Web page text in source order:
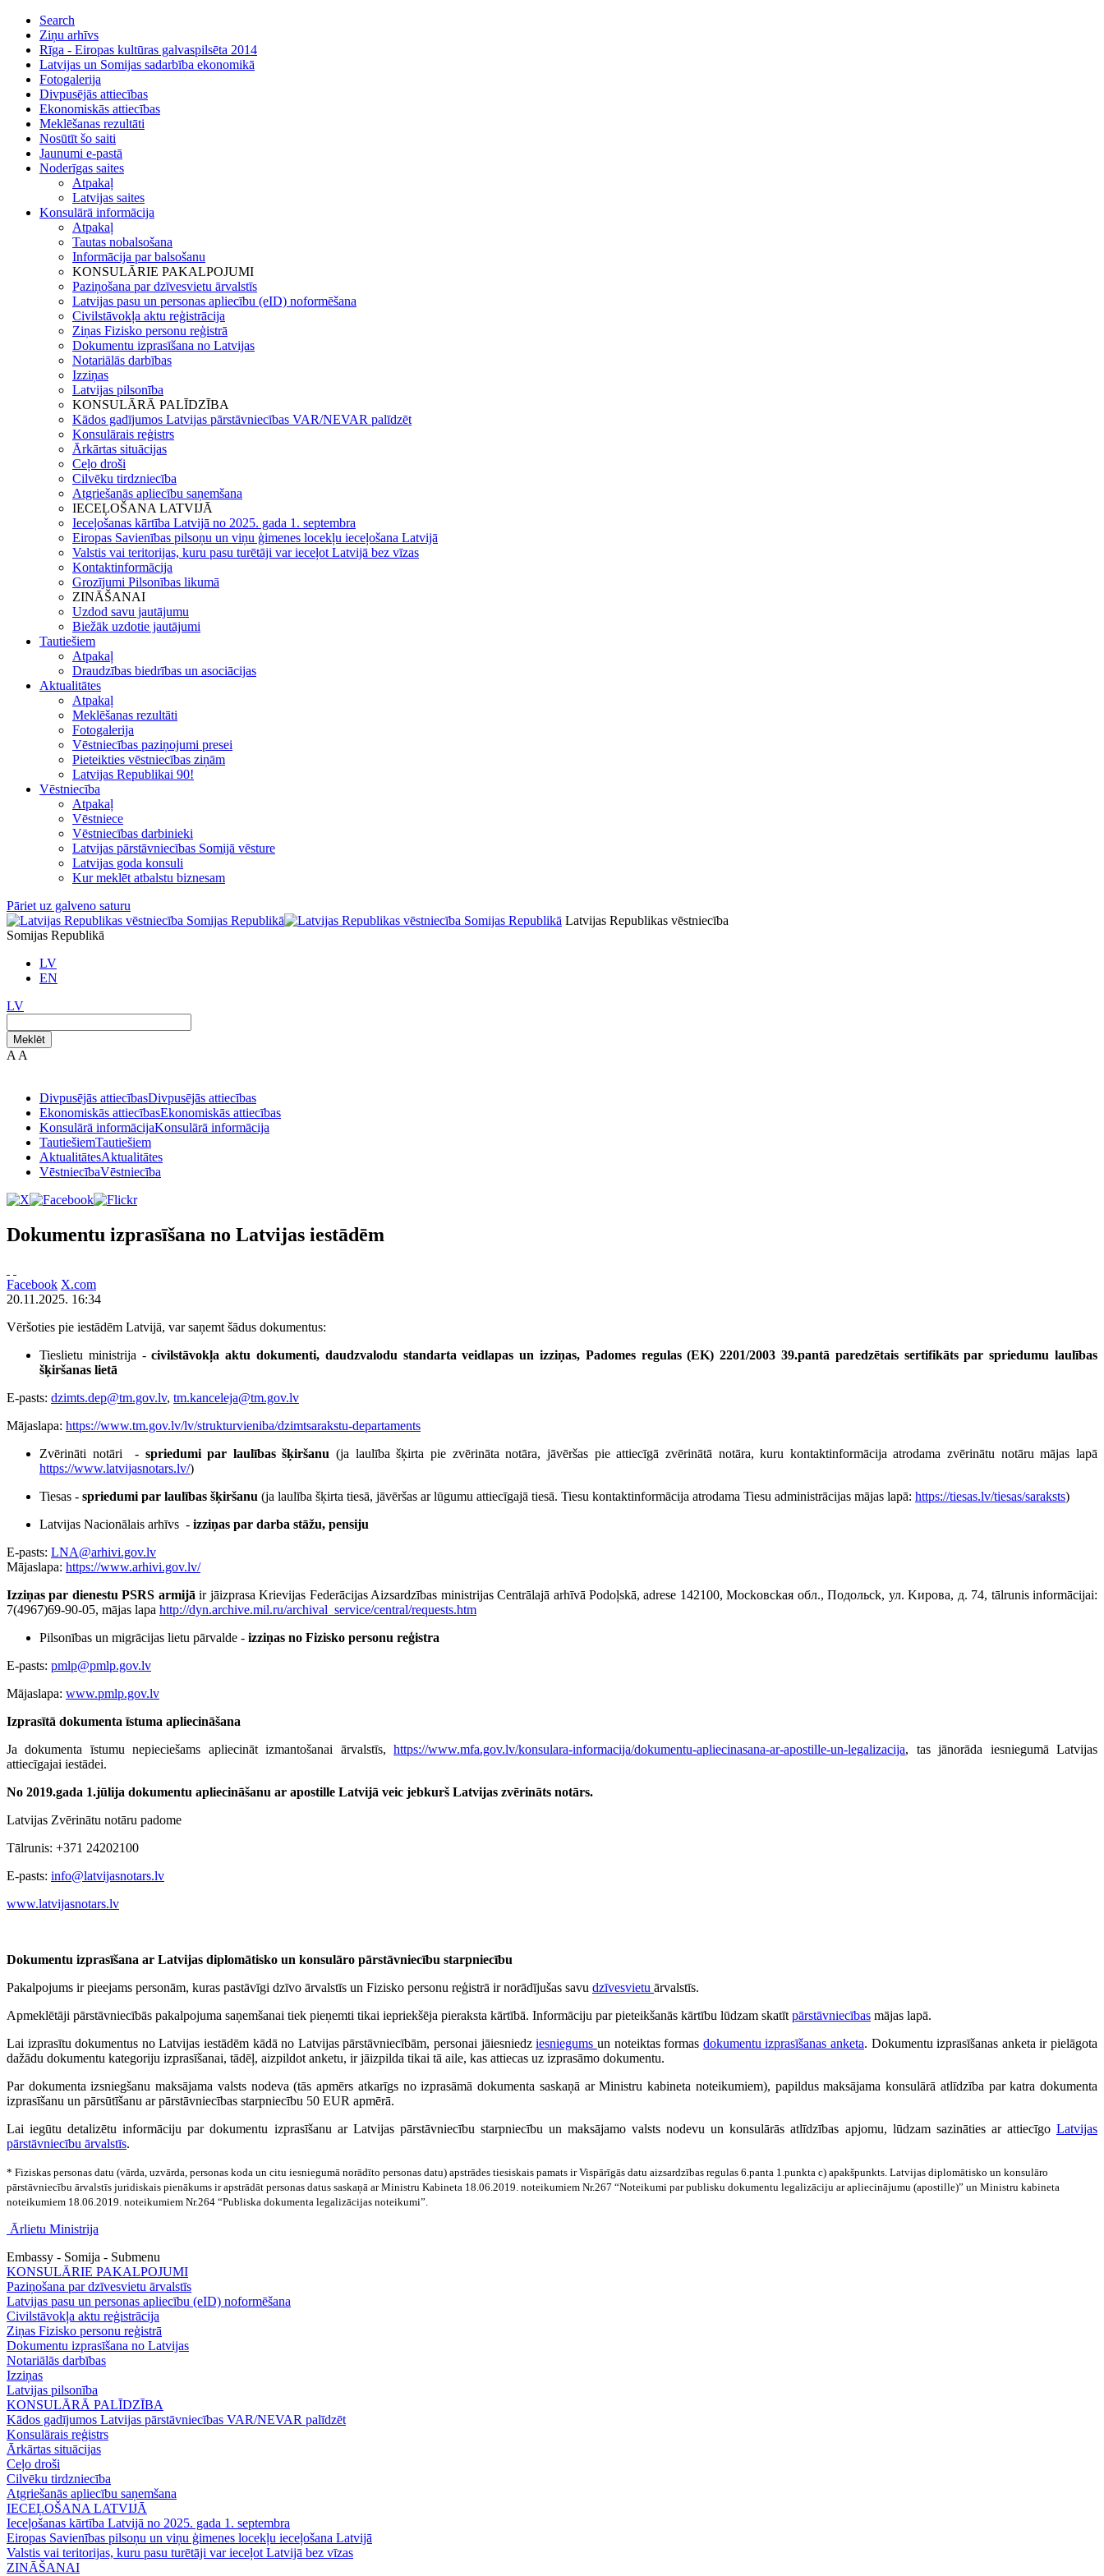
Search
Ziņu arhīvs
Rīga - Eiropas kultūras galvaspilsēta 2014
Latvijas un Somijas sadarbība ekonomikā
Fotogalerija
Divpusējās attiecības
Ekonomiskās attiecības
Meklēšanas rezultāti
Nosūtīt šo saiti
Jaunumi e-pastā
Noderīgas saites
Atpakaļ
Latvijas saites
Konsulārā informācija
Atpakaļ
Tautas nobalsošana
Informācija par balsošanu
KONSULĀRIE PAKALPOJUMI
Paziņošana par dzīvesvietu ārvalstīs
Latvijas pasu un personas apliecību (eID) noformēšana
Civilstāvokļa aktu reģistrācija
Ziņas Fizisko personu reģistrā
Dokumentu izprasīšana no Latvijas
Notariālās darbības
Izziņas
Latvijas pilsonība
KONSULĀRĀ PALĪDZĪBA
Kādos gadījumos Latvijas pārstāvniecības VAR/NEVAR palīdzēt
Konsulārais reģistrs
Ārkārtas situācijas
Ceļo droši
Cilvēku tirdzniecība
Atgriešanās apliecību saņemšana
IECEĻOŠANA LATVIJĀ
Ieceļošanas kārtība Latvijā no 2025. gada 1. septembra
Eiropas Savienības pilsoņu un viņu ģimenes locekļu ieceļošana Latvijā
Valstis vai teritorijas, kuru pasu turētāji var ieceļot Latvijā bez vīzas
Kontaktinformācija
Grozījumi Pilsonības likumā
ZINĀŠANAI
Uzdod savu jautājumu
Biežāk uzdotie jautājumi
Tautiešiem
Atpakaļ
Draudzības biedrības un asociācijas
Aktualitātes
Atpakaļ
Meklēšanas rezultāti
Fotogalerija
Vēstniecības paziņojumi presei
Pieteikties vēstniecības ziņām
Latvijas Republikai 90!
Vēstniecība
Atpakaļ
Vēstniece
Vēstniecības darbinieki
Latvijas pārstāvniecības Somijā vēsture
Latvijas goda konsuli
Kur meklēt atbalstu biznesam
Pāriet uz galveno saturu
Latvijas Republikas vēstniecība
Somijas Republikā
LV
EN
LV
Meklēt
A A
Divpusējās attiecībasDivpusējās attiecības
Ekonomiskās attiecībasEkonomiskās attiecības
Konsulārā informācijaKonsulārā informācija
TautiešiemTautiešiem
AktualitātesAktualitātes
VēstniecībaVēstniecība
Dokumentu izprasīšana no Latvijas iestādēm
Facebook X.com
20.11.2025. 16:34
Vēršoties pie iestādēm Latvijā, var saņemt šādus dokumentus:
Tieslietu ministrija -civilstāvokļa aktu dokumenti, daudzvalodu standarta veidlapas un izziņas, Padomes regulas (EK) 2201/2003 39.pantā paredzētais sertifikāts par spriedumu laulības
šķiršanas lietā
E-pasts: dzimts.dep@tm.gov.lv, tm.kanceleja@tm.gov.lv
Mājaslapa: https://www.tm.gov.lv/lv/strukturvieniba/dzimtsarakstu-departaments
Zvērināti notāri - spriedumi par laulības šķiršanu(ja laulība šķirta pie zvērināta notāra, jāvēršas pie attiecīgā zvērinātā notāra, kuru kontaktinformācija atrodama zvērinātu notāru mājas lapā
https://www.latvijasnotars.lv/)
Tiesas - spriedumi par laulības šķiršanu (ja laulība šķirta tiesā, jāvēršas ar lūgumu attiecīgajā tiesā. Tiesu kontaktinformācija atrodama Tiesu administrācijas mājas lapā: https://tiesas.lv/tiesas/saraksts)
Latvijas Nacionālais arhīvs - izziņas par darba stāžu, pensiju
E-pasts: LNA@arhivi.gov.lv
Mājaslapa: https://www.arhivi.gov.lv/
Izziņas par dienestu PSRS armijā ir jāizprasa Krievijas Federācijas Aizsardzības ministrijas Centrālajā arhīvā Podoļskā, adrese 142100, Mockoвckaя oбл., Пoдoльck, ул. Kирoвa, д. 74, tālrunis informācijai:
7(4967)69-90-05, mājas lapa http://dyn.archive.mil.ru/archival_service/central/requests.htm
Pilsonības un migrācijas lietu pārvalde - izziņas no Fizisko personu reģistra
E-pasts: pmlp@pmlp.gov.lv
Mājaslapa: www.pmlp.gov.lv
Izprasītā dokumenta īstuma apliecināšana
Ja dokumenta īstumu nepieciešams apliecināt izmantošanai ārvalstīs,https://www.mfa.gov.lv/konsulara-informacija/dokumentu-apliecinasana-ar-apostille-un-legalizacija, tas jānorāda iesniegumā Latvijas
attiecīgajai iestādei.
No 2019.gada 1.jūlija dokumentu apliecināšanu ar apostille Latvijā veic jebkurš Latvijas zvērināts notārs.
Latvijas Zvērinātu notāru padome
Tālrunis: +371 24202100
E-pasts: info@latvijasnotars.lv
www.latvijasnotars.lv
Dokumentu izprasīšana ar Latvijas diplomātisko un konsulāro pārstāvniecību starpniecību
Pakalpojums ir pieejams personām, kuras pastāvīgi dzīvo ārvalstīs un Fizisko personu reģistrā ir norādījušas savu dzīvesvietu ārvalstīs.
Apmeklētāji pārstāvniecībās pakalpojuma saņemšanai tiek pieņemti tikai iepriekšēja pieraksta kārtībā. Informāciju par pieteikšanās kārtību lūdzam skatīt pārstāvniecības mājas lapā.
Lai izprasītu dokumentus no Latvijas iestādēm kādā no Latvijas pārstāvniecībām, personai jāiesniedziesniegums un noteiktas formas dokumentu izprasīšanas anketa. Dokumentu izprasīšanas anketa ir pielāgota
dažādu dokumentu kategoriju izprasīšanai, tādēļ, aizpildot anketu, ir jāizpilda tikai tā aile, kas attiecas uz izprasāmo dokumentu.
Par dokumenta izsniegšanu maksājama valsts nodeva (tās apmērs atkarīgs no izprasāmā dokumenta saskaņā ar Ministru kabineta noteikumiem), papildus maksājama konsulārā atlīdzība par katra dokumenta
izprasīšanu un pārsūtīšanu ar pārstāvniecības starpniecību 50 EUR apmērā.
Lai iegūtu detalizētu informāciju par dokumentu izprasīšanu ar Latvijas pārstāvniecību starpniecību un maksājamo valsts nodevu un konsulārās atlīdzības apjomu, lūdzam sazināties ar attiecīgo Latvijas
pārstāvniecību ārvalstīs.
* Fiziskas personas datu (vārda, uzvārda, personas koda un citu iesniegumā norādīto personas datu) apstrādes tiesiskais pamats ir Vispārīgās datu aizsardzības regulas 6.panta 1.punkta c) apakšpunkts. Latvijas diplomātisko un konsulāro
pārstāvniecību ārvalstīs juridiskais pienākums ir apstrādāt personas datus saskaņā ar Ministru Kabineta 18.06.2019. noteikumiem Nr.267 “Noteikumi par publisku dokumentu legalizāciju ar apliecinājumu (apostille)” un Ministru kabineta
noteikumiem 18.06.2019. noteikumiem Nr.264 “Publiska dokumenta legalizācijas noteikumi”.
Ārlietu Ministrija
Embassy - Somija - Submenu
KONSULĀRIE PAKALPOJUMI
Paziņošana par dzīvesvietu ārvalstīs
Latvijas pasu un personas apliecību (eID) noformēšana
Civilstāvokļa aktu reģistrācija
Ziņas Fizisko personu reģistrā
Dokumentu izprasīšana no Latvijas
Notariālās darbības
Izziņas
Latvijas pilsonība
KONSULĀRĀ PALĪDZĪBA
Kādos gadījumos Latvijas pārstāvniecības VAR/NEVAR palīdzēt
Konsulārais reģistrs
Ārkārtas situācijas
Ceļo droši
Cilvēku tirdzniecība
Atgriešanās apliecību saņemšana
IECEĻOŠANA LATVIJĀ
Ieceļošanas kārtība Latvijā no 2025. gada 1. septembra
Eiropas Savienības pilsoņu un viņu ģimenes locekļu ieceļošana Latvijā
Valstis vai teritorijas, kuru pasu turētāji var ieceļot Latvijā bez vīzas
ZINĀŠANAI